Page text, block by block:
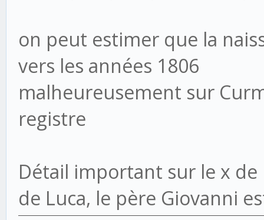
on peut estimer que la
vers les années 1806
malheureusement sur
registre
Détail important sur le x
de Luca, le père Giovanni